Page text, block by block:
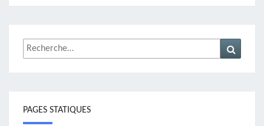
Rechercher :
PAGES STATIQUES